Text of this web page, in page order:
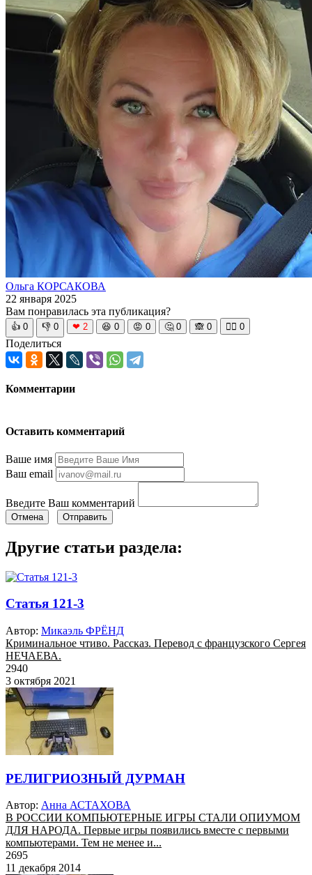
Ольга КОРСАКОВА
22 января 2025
Вам понравилась эта публикация?
👍 0 👎 0 ❤ 2 😆 0 😡 0 🤔 0 🙈 0 🧘‍♀️ 0
Поделиться
Комментарии
Оставить комментарий
Ваше имя
Ваш email
Введите Ваш комментарий
Отмена Отправить
Другие статьи раздела:
Статья 121-3
Автор: Микаэль ФРЁНД
Криминальное чтиво. Рассказ. Перевод с французского Сергея
НЕЧАЕВА.
2940
3 октября 2021
РЕЛИГРИОЗНЫЙ ДУРМАН
Автор: Анна АСТАХОВА
В РОССИИ КОМПЬЮТЕРНЫЕ ИГРЫ СТАЛИ ОПИУМОМ
ДЛЯ НАРОДА. Первые игры появились вместе с первыми
компьютерами. Тем не менее и...
2695
11 декабря 2014